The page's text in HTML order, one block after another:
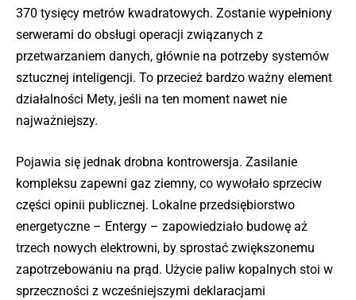
370 tysięcy metrów kwadratowych. Zostanie wypełniony
serwerami do obsługi operacji związanych z
przetwarzaniem danych, głównie na potrzeby systemów
sztucznej inteligencji. To przecież bardzo ważny element
działalności Mety, jeśli na ten moment nawet nie
najważniejszy.
Pojawia się jednak drobna kontrowersja. Zasilanie
kompleksu zapewni gaz ziemny, co wywołało sprzeciw
części opinii publicznej. Lokalne przedsiębiorstwo
energetyczne – Entergy – zapowiedziało budowę aż
trzech nowych elektrowni, by sprostać zwiększonemu
zapotrzebowaniu na prąd. Użycie paliw kopalnych stoi w
sprzeczności z wcześniejszymi deklaracjami